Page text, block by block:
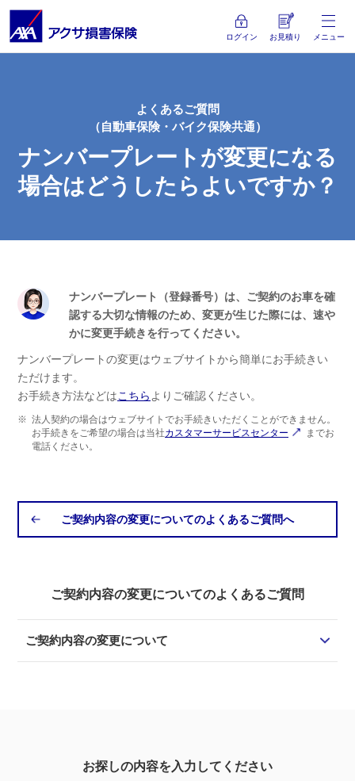
ログイン お見積り メニュー
よくあるご質問
（自動車保険・バイク保険共通）
ナンバープレートが変更になる
場合はどうしたらよいですか？
ナンバープレート（登録番号）は、ご契約のお車を確
認する大切な情報のため、変更が生じた際には、速や
かに変更手続きを行ってください。
ナンバープレートの変更はウェブサイトから簡単にお手続きい
ただけます。
お手続き方法などはこちら よりご確認ください。
※ 法人契約の場合はウェブサイトでお手続きいただくことができません。
お手続きをご希望の場合は当社カスタマーサービスセンター
までお
電話ください。
ご契約内容の変更についてのよくあるご質問へ
ご契約内容の変更についてのよくあるご質問
ご契約内容の変更について
お探しの内容を入力してください